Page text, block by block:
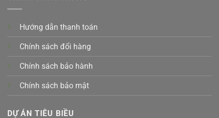
Hướng dẫn thanh toán
Chính sách đổi hàng
Chính sách bảo hành
Chính sách bảo mật
DỰ ÁN TIÊU BIỀU